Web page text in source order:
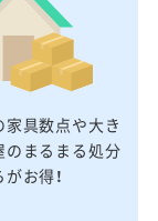
家具数点や大き
のまるまる処分
お得！